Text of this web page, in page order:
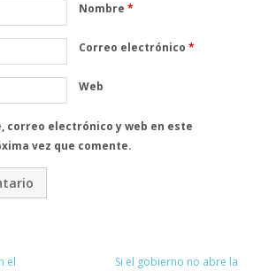
Nombre*
Correo electrónico*
Web
correo electrónico y web en este
vez que comente.
el
Si el gobierno no abre la